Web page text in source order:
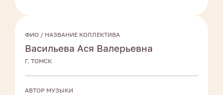
ФИО / НАЗВАНИЕ КОЛЛЕКТИВА
Васильева Ася Валерьевна
Г. ТОМСК
АВТОР МУЗЫКИ